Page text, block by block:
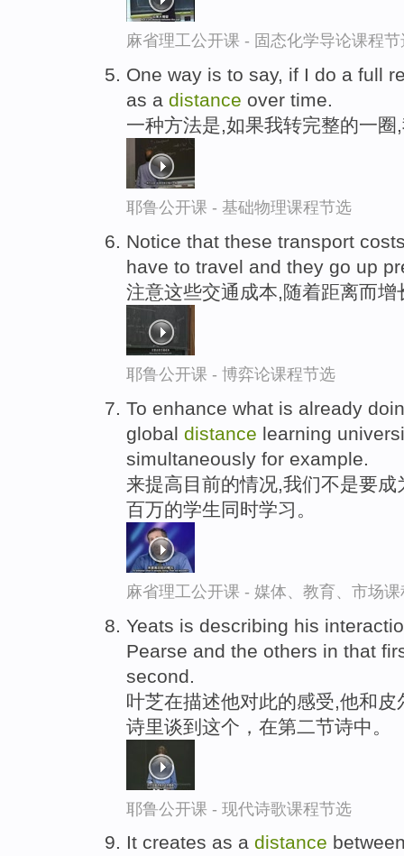
麻省理工公开课 - 固态化学导论课程节
One way is to say, if I do a full
as a distance over time.
一种方法是,如果我转完整的一
耶鲁公开课 - 基础物理课程节选
Notice that these transport
have to travel and they go up
注意这些交通成本,随着距离而增
耶鲁公开课 - 博弈论课程节选
To enhance what is already
global distance learning
simultaneously for example.
来提高目前的情况,我们不是要
百万的学生同时学习。
麻省理工公开课 - 媒体、教育、市场
Yeats is describing his
Pearse and the others in that
second.
叶芝在描述他对此的感受,他和
诗里谈到这个，在第二节诗中。
耶鲁公开课 - 现代诗歌课程节选
It creates as a distance